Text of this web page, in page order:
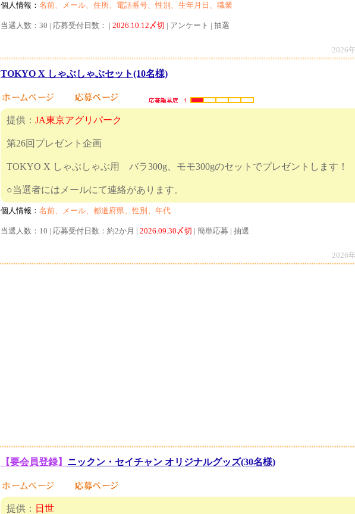
個人情報： 名前、メール、住所、電話番号、性別、生年月日、職業
当選人数：30 | 応募受付日数： | 2026.10.12〆切 | アンケート | 抽選
2026
TOKYO X しゃぶしゃぶセット(10名様)
提供： JA東京アグリパーク
第26回プレゼント企画
TOKYO X しゃぶしゃぶ用 バラ300g、モモ300gのセットでプレゼントします！
○当選者にはメールにて連絡があります。
個人情報： 名前、メール、都道府県、性別、年代
当選人数：10 | 応募受付日数：約2か月 | 2026.09.30〆切 | 簡単応募 | 抽選
2026
【要会員登録】 ニックン・セイチャン オリジナルグッズ(30名様)
提供： 日世